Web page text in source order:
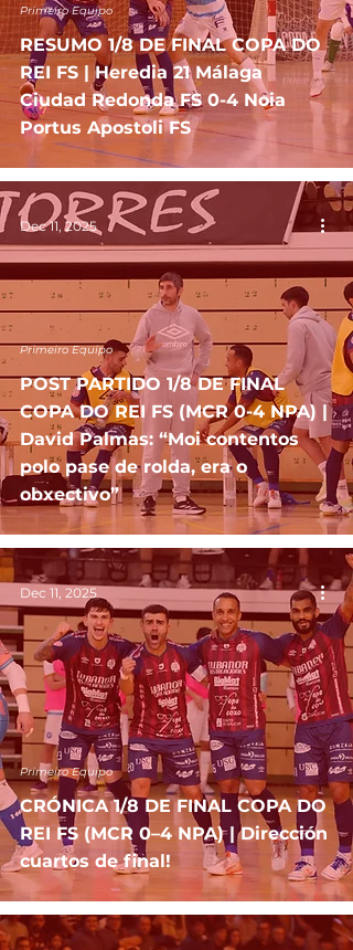
RESUMO 1/8 DE FINAL COPA DO
REI FS | Heredia 21 Málaga
Ciudad Redonda FS 0-4 Noia
Portus Apostoli FS
Primeiro Equipo
POST PARTIDO 1/8 DE FINAL
COPA DO REI FS (MCR 0-4 NPA) |
David Palmas: “Moi contentos
polo pase de rolda, era o
obxectivo”
Primeiro Equipo
Dec 11, 2025
CRÓNICA 1/8 DE FINAL COPA DO
REI FS (MCR 0–4 NPA) | Dirección
cuartos de final!
Primeiro Equipo
Dec 11, 2025